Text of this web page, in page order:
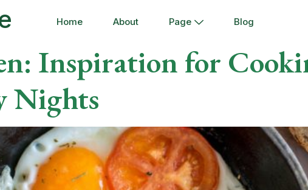
Home About Page Blog
Inspiration for
Nights